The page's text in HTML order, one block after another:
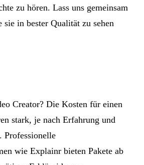
zu hören. Lass uns gemeinsam
sie in bester Qualität zu sehen
Creator? Die Kosten für einen
stark, je nach Erfahrung und
Professionelle
wie Explainr bieten Pakete ab